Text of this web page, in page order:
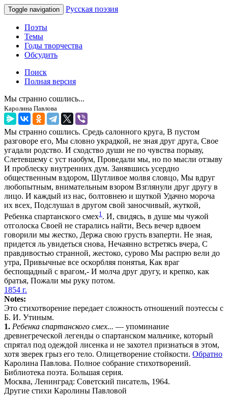
Toggle navigation Русская поэзия
Поэты
Темы
Годы творчества
Обсудить
Поиск
Полная версия
Мы странно сошлись...
Каролина Павлова
Мы странно сошлись. Средь салонного круга, В пустом
разговоре его, Мы словно украдкой, не зная друг друга, Свое
угадали родство. И сходство души не по чувства порыву,
Слетевшему с уст наобум, Проведали мы, но по мысли отзыву
И проблеску внутренних дум. Занявшись усердно
общественным вздором, Шутливое молвя словцо, Мы вдруг
любопытным, внимательным взором Взглянули друг другу в
лицо. И каждый из нас, болтовнею и шуткой Удачно мороча
их всех, Подслушал в другом свой заносчивый, жуткой,
Ребенка спартанского смех1. И, свидясь, в душе мы чужой
отголоска Своей не старались найти, Весь вечер вдвоем
говорили мы жестко, Держа свою грусть взаперти. Не зная,
придется ль увидеться снова, Нечаянно встретясь вчера, С
правдивостью странной, жестоко, сурово Мы распрю вели до
утра, Привычные все оскорбляя понятья, Как враг
беспощадный с врагом,- И молча друг другу, и крепко, как
братья, Пожали мы руку потом.
1854 г.
Notes:
Это стихотворение передает сложность отношений поэтессы с
Б. И. Утиным.
1. Ребенка спартанского смех... — упоминание
древнегреческой легенды о спартанском мальчике, который
спрятал под одеждой лисенка и не захотел признаться в этом,
хотя зверек грыз его тело. Олицетворение стойкости. Обратно
Каролина Павлова. Полное собрание стихотворений.
Библиотека поэта. Большая серия.
Москва, Ленинград: Советский писатель, 1964.
Другие стихи Каролины Павловой